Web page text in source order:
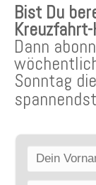
Bist Du
Dann
Sonntag